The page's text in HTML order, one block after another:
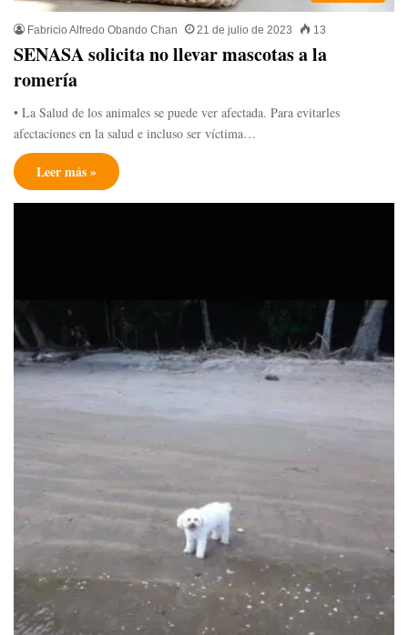
Fabricio Alfredo Obando Chan 21 de julio de 2023 13
SENASA solicita no llevar mascotas a la
romería
• La Salud de los animales se puede ver afectada. Para evitarles
afectaciones en la salud e incluso ser víctima…
Leer más »